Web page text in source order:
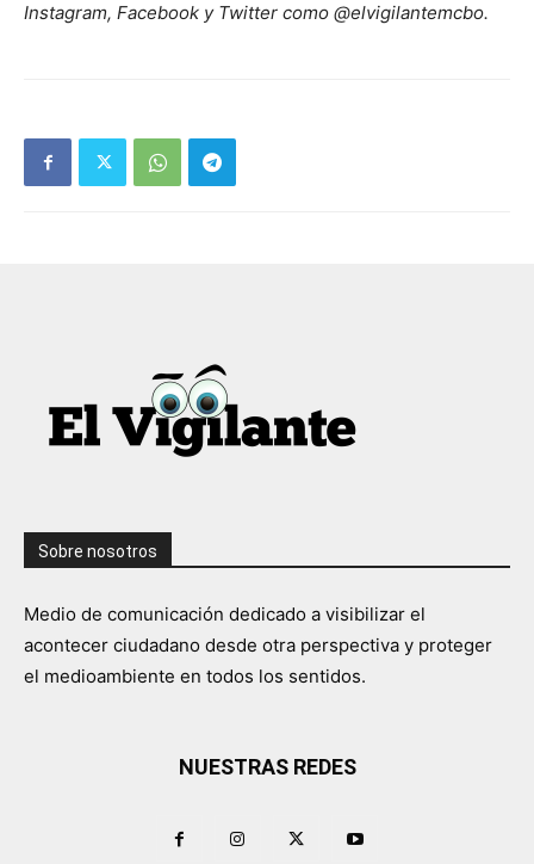
Instagram, Facebook y Twitter como @elvigilantemcbo.
Sobre nosotros
Medio de comunicación dedicado a visibilizar el
acontecer ciudadano desde otra perspectiva y proteger
el medioambiente en todos los sentidos.
NUESTRAS REDES